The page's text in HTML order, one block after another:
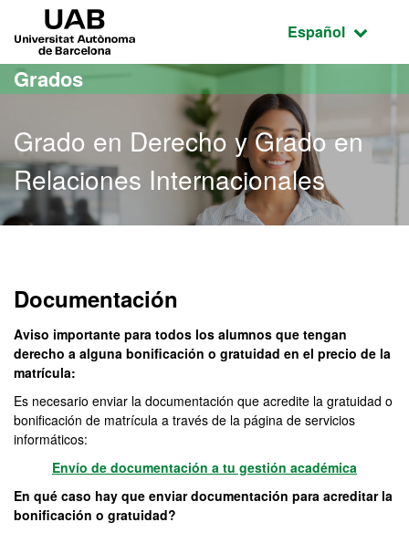
Acceso al contenido principal
Acceso a la navegación de la página
Idioma
Español
Grados
Grado en Derecho y Grado en
Relaciones Internacionales
Documentación
Aviso importante para todos los alumnos que tengan
derecho a alguna bonificación o gratuidad en el precio de la
matrícula:
Es necesario enviar la documentación que acredite la gratuidad o
bonificación de matrícula a través de la página de servicios
informáticos:
Envío de documentación a tu gestión académica
En qué caso hay que enviar documentación para acreditar la
bonificación o gratuidad?